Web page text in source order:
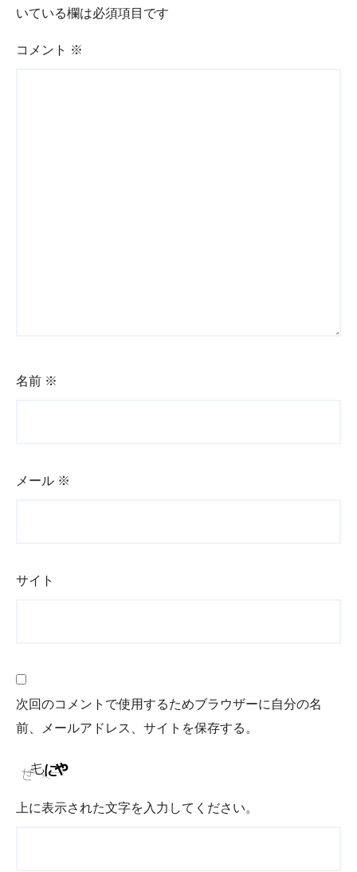
いている欄は必須項目です
コメント ※
名前 ※
メール ※
サイト
次回のコメントで使用するためブラウザーに自分の名
前、メールアドレス、サイトを保存する。
上に表示された文字を入力してください。